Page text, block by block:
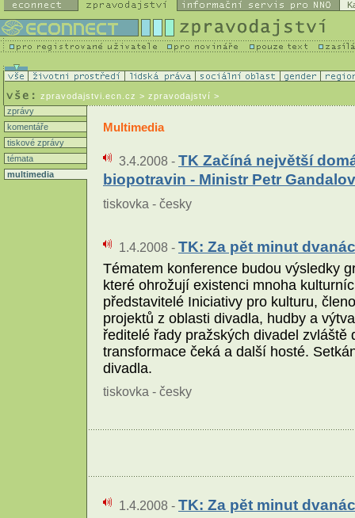
zpravodajstvi.ecn.cz > zpravodajství >
zprávy
komentáře
tiskové zprávy
témata
multimedia
Multimedia
3.4.2008 - TK Začíná největší
biopotravin - Ministr Petr
tiskovka - česky
1.4.2008 - TK: Za pět minut
Tématem konference budou výsledky
které ohrožují existenci mnoha
představitelé Iniciativy pro kulturu,
projektů z oblasti divadla, hudby a
ředitelé řady pražských divadel
transformace čeká a další hosté.
divadla.
tiskovka - česky
1.4.2008 - TK: Za pět minut